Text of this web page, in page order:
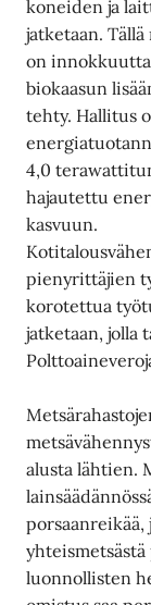
koneiden ja
jatketaan.
on
biokaasun
tehty. Hallitus
4,0
hajautettu
kasvuun.
pienyrittäjien
korotettua
jatketaan, jolla
alusta lähtien.
porsaanreikää,
luonnollisten